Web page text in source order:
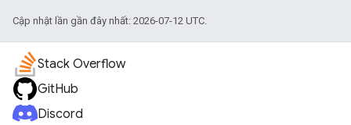
Cập nhật lần gần đây nhất: 2026-07-12 UTC.
Stack Overflow
GitHub
Discord